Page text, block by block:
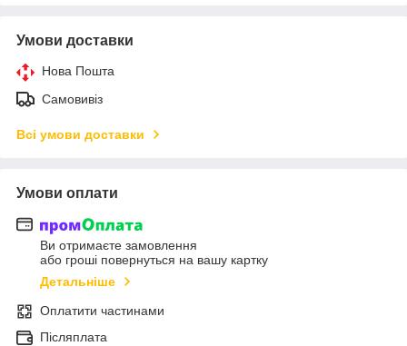
Умови доставки
Нова Пошта
Самовивіз
Всі умови доставки
Умови оплати
Ви отримаєте замовлення
або гроші повернуться на вашу картку
Детальніше
Оплатити частинами
Післяплата